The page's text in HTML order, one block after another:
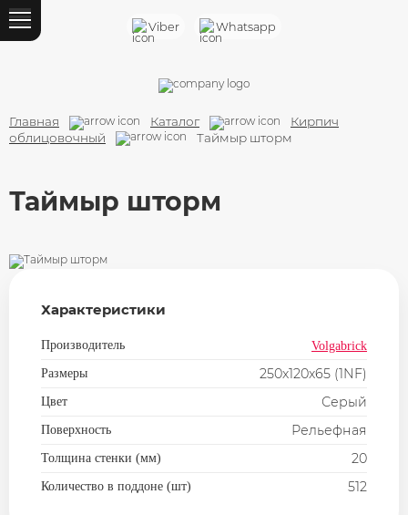
Viber Whatsapp
Кирпич облицовочный
Кирпич ручной формовки
Кирпич строительный
Силикатный кирпич
Блок ФБС
Плита перекрытия
Строительные смеси
Главная Каталог
Кирпич
облицовочный
Таймыр шторм
Таймыр шторм
Характеристики
Производитель Volgabrick
Размеры 250х120х65 (1NF)
Цвет Серый
Поверхность Рельефная
Толщина стенки (мм) 20
Количество в поддоне (шт) 512